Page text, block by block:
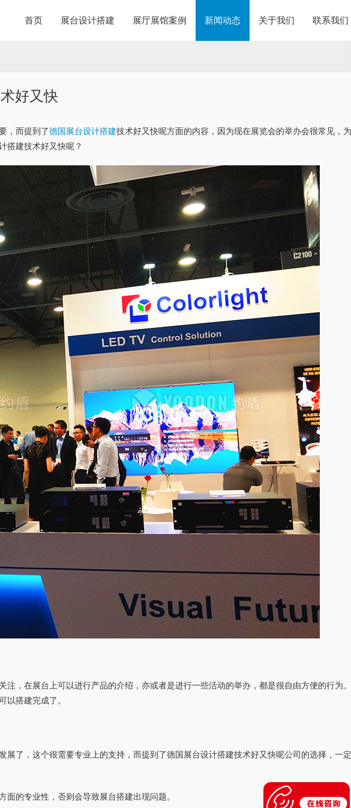
首页 展台设计搭建 展厅展馆案例 新闻动态 关于我们 联系我们
好又快
，而提到了德国展台设计搭建技术好又快呢方面的内容，因为现在展览会的举办会很常见，
搭建技术好又快呢？
，在展台上可以进行产品的介绍，亦或者是进行一些活动的举办，都是很自由方便的行为
搭建完成了。
了，这个很需要专业上的支持，而提到了德国展台设计搭建技术好又快呢公司的选择，一
的专业性，否则会导致展台搭建出现问题。